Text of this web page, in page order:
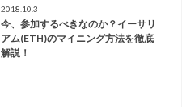
2018.10.3
今、参加するべきなのか？イーサリ
アム(ETH)のマイニング方法を徹底
解説！